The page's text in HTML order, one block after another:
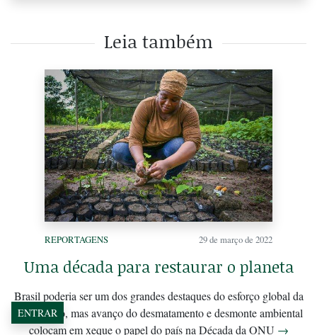
Leia também
REPORTAGENS 29 de março de 2022
Uma década para restaurar o planeta
Brasil poderia ser um dos grandes destaques do esforço global da
restauração, mas avanço do desmatamento e desmonte ambiental
colocam em xeque o papel do país na Década da ONU →
ENTRAR